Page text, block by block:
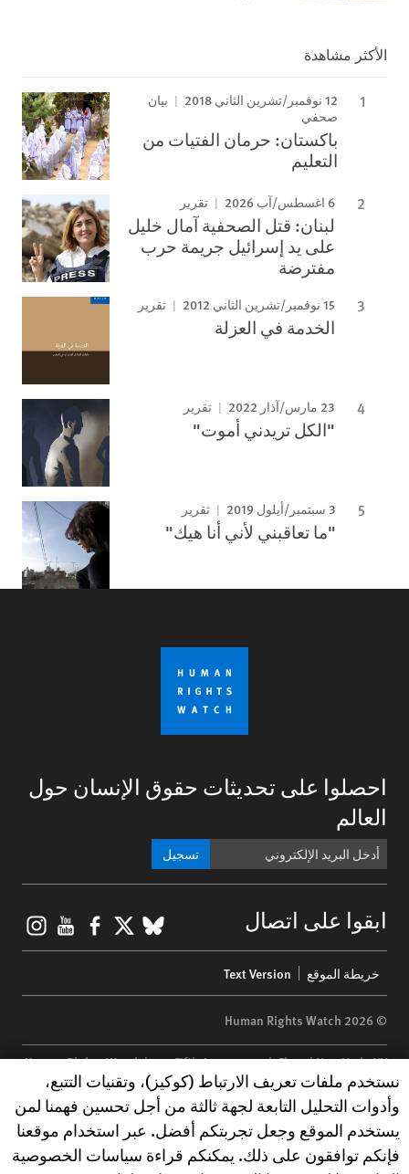
الأكثر مشاهدة
12 نوفمبر/تشرين الثاني 2018
بيان
صحفي
باكستان: حرمان الفتيات من
التعليم
6 اغسطس/آب 2026 تقرير
لبنان: قتل الصحفية آمال خليل
على يد إسرائيل جريمة حرب
مفترضة
15 نوفمبر/تشرين الثاني 2012 تقرير
الخدمة في العزلة
23 مارس/آذار 2022 تقرير
"الكل تريدني أموت"
3 سبتمبر/أيلول 2019 تقرير
"ما تعاقبني لأني أنا هيك"
احصلوا على تحديثات حقوق الإنسان حول
العالم
تسجيل
ابقوا على اتصال BlueSky
X
menu
خريطة الموقع Text Version
© 2026 Human Rights Watch
Human Rights Watch| 350 Fifth Avenue, 34th Floor | New York,NY
10118-3299 USA|t 1.212.290.4700
Human Rights Watchis a 501(C)(3) nonprofit registered in the US
under EIN: 13-2875808
Human Rights Watch cookie preferences
نستخدم ملفات تعريف الارتباط (كوكيز)، وتقنيات التتبع،
وأدوات التحليل التابعة لجهة ثالثة من أجل تحسين فهمنا لمن
يستخدم الموقع وجعل تجربتكم أفضل. عبر استخدام موقعنا
فإنكم توافقون على ذلك. يمكنكم قراءة سياسات الخصوصية